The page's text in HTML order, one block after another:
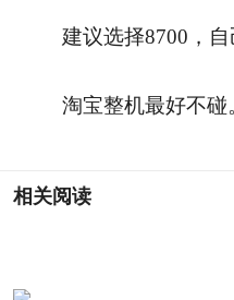
建议选择8700，自
淘宝整机最好不碰
相关阅读